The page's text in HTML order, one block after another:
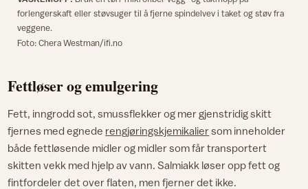
forlengerskaft eller støvsuger til å fjerne spindelvev i taket og støv fra
veggene.
Foto: Chera Westman/ifi.no
Fettløser og emulgering
Fett, inngrodd sot, smussflekker og mer gjenstridig skitt
fjernes med egnede rengjøringskjemikaliersom inneholder
både fettløsende midler og midler som får transportert
skitten vekk med hjelp av vann. Salmiakk løser opp fett og
fintfordeler det over flaten, men fjerner det ikke.